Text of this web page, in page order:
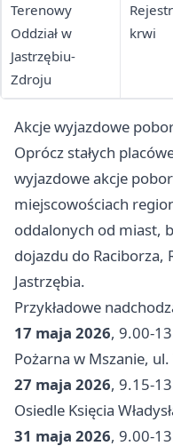
Terenowy
Oddział w
Jastrzębiu-
Zdroju
krwi
Akcje wyjazdowe
Oprócz stałych
wyjazdowe akcje
miejscowościach
oddalonych od miast,
dojazdu do Raciborza,
Jastrzębia.
Przykładowe
17 maja 2026, 9.00-
Pożarna w Mszanie, ul.
27 maja 2026, 9.15-
Osiedle Księcia
31 maja 2026, 9.00-